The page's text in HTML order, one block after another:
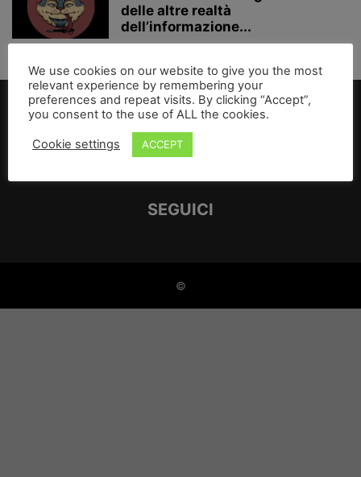
delle altre realtà
dell’informazione...
admin -
CHI SIAMO
SEGUICI
©
We use cookies on our website to give you the most
relevant experience by remembering your
preferences and repeat visits. By clicking “Accept”,
you consent to the use of ALL the cookies.
Cookie settings ACCEPT